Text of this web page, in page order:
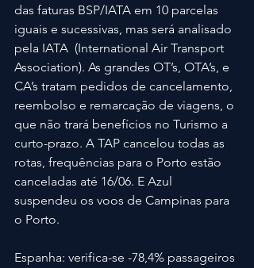
das faturas BSP/IATA em 10 parcelas
iguais e sucessivas, mas será analisado
pela IATA  (International Air Transport
Association). As grandes OT’s, OTA’s, e
CA’s tratam pedidos de cancelamento,
reembolso e remarcação de viagens, o
que não trará benefícios no Turismo a
curto-prazo. A TAP cancelou todas as
rotas, frequências para o Porto estão
canceladas até 16/06. E Azul
suspendeu os voos de Campinas para
o Porto.
Espanha: verifica-se -78,4% passageiros